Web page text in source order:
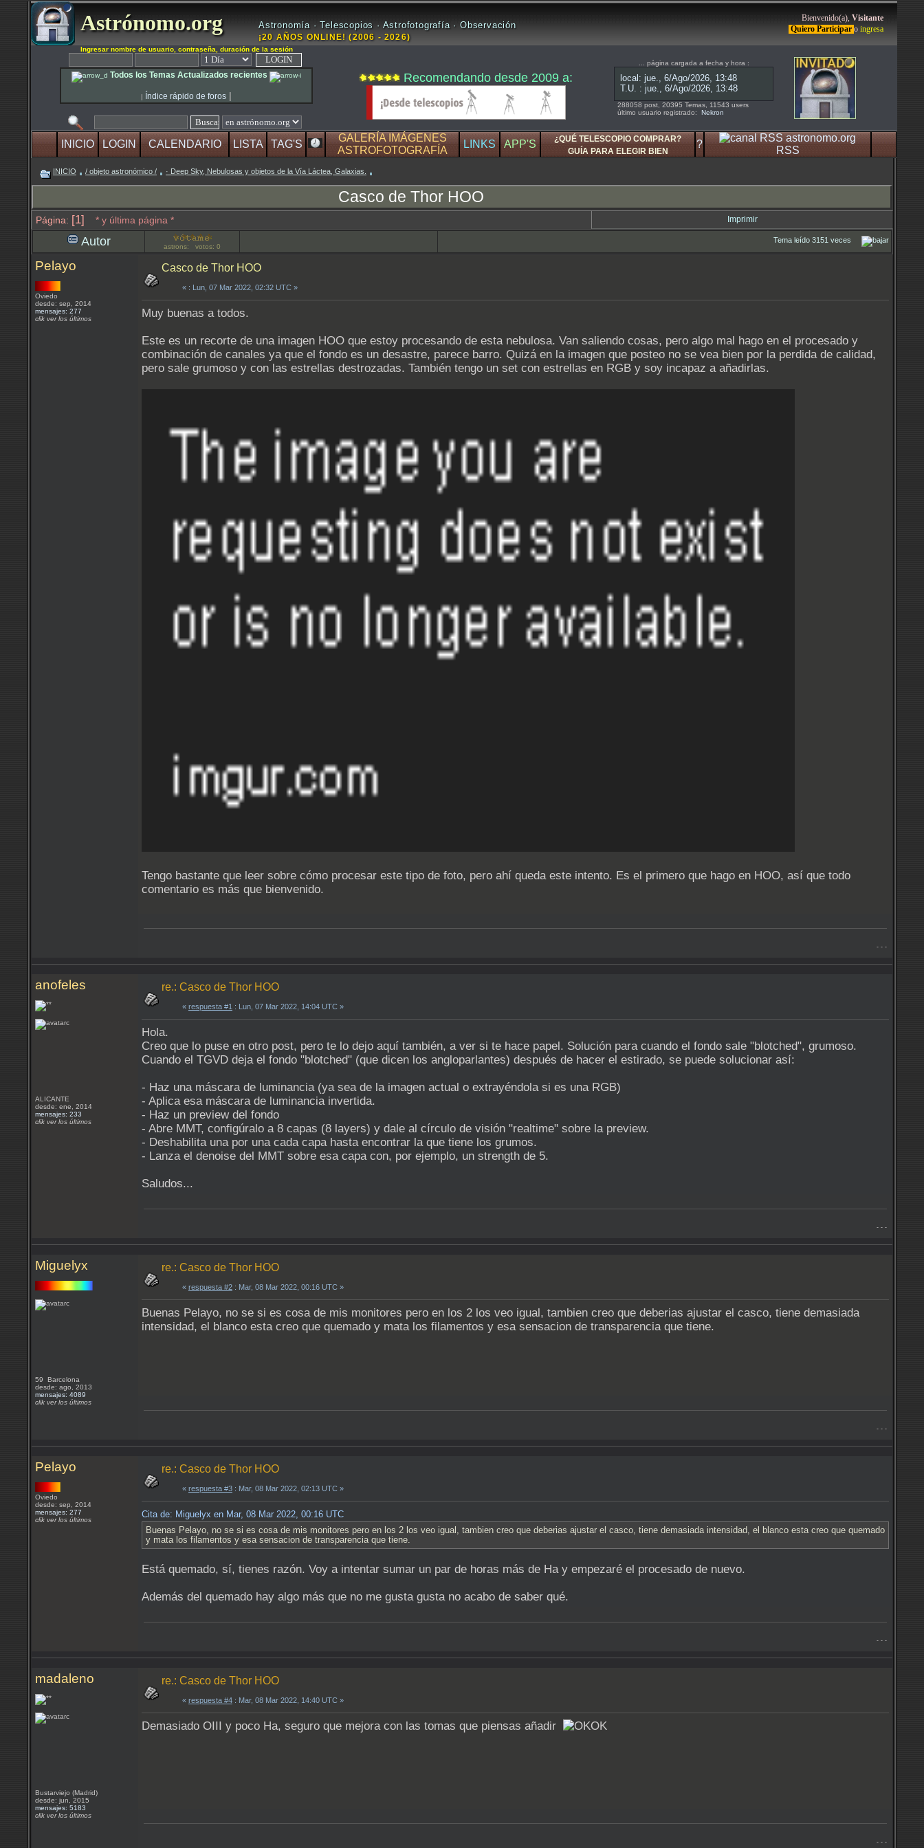
Astrónomo.org Astronomía · Telescopios · Astrofotografía · Observación
¡20 AÑOS ONLINE! (2006 - 2026)
Bienvenido(a), Visitante
Quiero Participar o ingresa
Ingresar nombre de usuario, contraseña, duración de la sesión
Todos los Temas Actualizados recientes
| Índice rápido de foros |
Recomendando desde 2009 a:
... página cargada a fecha y hora :
288058 post, 20395 Temas, 11543 users
último usuario registrado: Nekron
INICIO LOGIN CALENDARIO LISTA TAG'S
GALERÍA IMÁGENES
ASTROFOTOGRAFÍA
LINKS APP'S
¿QUÉ TELESCOPIO COMPRAR?
GUÍA PARA ELEGIR BIEN
?
RSS
INICIO / objeto astronómico / · Deep Sky, Nebulosas y objetos de la Vía Láctea, Galaxias.
Casco de Thor HOO
Página: [1] * y última página * Imprimir
Autor astrons: votos: 0
Tema leído 3151 veces
Pelayo
Oviedo
desde: sep, 2014
mensajes: 277
clik ver los últimos
Casco de Thor HOO
« : Lun, 07 Mar 2022, 02:32 UTC »
Muy buenas a todos.
Este es un recorte de una imagen HOO que estoy procesando de esta nebulosa. Van saliendo cosas, pero algo mal hago en el procesado y
combinación de canales ya que el fondo es un desastre, parece barro. Quizá en la imagen que posteo no se vea bien por la perdida de calidad,
pero sale grumoso y con las estrellas destrozadas. También tengo un set con estrellas en RGB y soy incapaz a añadirlas.
Tengo bastante que leer sobre cómo procesar este tipo de foto, pero ahí queda este intento. Es el primero que hago en HOO, así que todo
comentario es más que bienvenido.
- - -
anofeles
ALICANTE
desde: ene, 2014
mensajes: 233
clik ver los últimos
re.: Casco de Thor HOO
« respuesta #1 : Lun, 07 Mar 2022, 14:04 UTC »
Hola.
Creo que lo puse en otro post, pero te lo dejo aquí también, a ver si te hace papel. Solución para cuando el fondo sale "blotched", grumoso.
Cuando el TGVD deja el fondo "blotched" (que dicen los angloparlantes) después de hacer el estirado, se puede solucionar así:
- Haz una máscara de luminancia (ya sea de la imagen actual o extrayéndola si es una RGB)
- Aplica esa máscara de luminancia invertida.
- Haz un preview del fondo
- Abre MMT, configúralo a 8 capas (8 layers) y dale al círculo de visión "realtime" sobre la preview.
- Deshabilita una por una cada capa hasta encontrar la que tiene los grumos.
- Lanza el denoise del MMT sobre esa capa con, por ejemplo, un strength de 5.
Saludos...
- - -
Miguelyx
59 Barcelona
desde: ago, 2013
mensajes: 4089
clik ver los últimos
re.: Casco de Thor HOO
« respuesta #2 : Mar, 08 Mar 2022, 00:16 UTC »
Buenas Pelayo, no se si es cosa de mis monitores pero en los 2 los veo igual, tambien creo que deberias ajustar el casco, tiene demasiada
intensidad, el blanco esta creo que quemado y mata los filamentos y esa sensacion de transparencia que tiene.
- - -
Pelayo
Oviedo
desde: sep, 2014
mensajes: 277
clik ver los últimos
re.: Casco de Thor HOO
« respuesta #3 : Mar, 08 Mar 2022, 02:13 UTC »
Cita de: Miguelyx en Mar, 08 Mar 2022, 00:16 UTC
Buenas Pelayo, no se si es cosa de mis monitores pero en los 2 los veo igual, tambien creo que deberias ajustar el casco, tiene demasiada intensidad, el blanco esta creo que quemado
y mata los filamentos y esa sensacion de transparencia que tiene.
Está quemado, sí, tienes razón. Voy a intentar sumar un par de horas más de Ha y empezaré el procesado de nuevo.
Además del quemado hay algo más que no me gusta gusta no acabo de saber qué.
- - -
madaleno
Bustarviejo (Madrid)
desde: jun, 2015
mensajes: 5183
clik ver los últimos
re.: Casco de Thor HOO
« respuesta #4 : Mar, 08 Mar 2022, 14:40 UTC »
Demasiado OIII y poco Ha, seguro que mejora con las tomas que piensas añadir
- - -